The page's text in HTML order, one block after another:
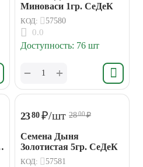
Миноваси 1гр. СеДеК
КОД: 57580
0.0
Доступность: 76 шт
+
−
2380 ₽/шт 2800₽
Семена Дыня
Золотистая 5гр. СеДеК
КОД: 57581